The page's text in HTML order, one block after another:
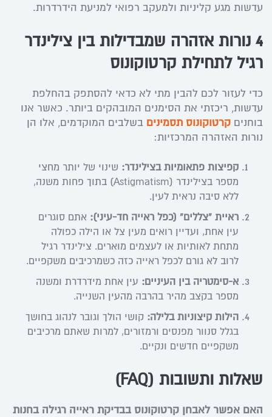
עדשות מגע קליניות ולמעקב רפואי למניעת הידרדרות.
4 נורות אזהרה שמבדילות בין צילינדר
רגיל לתחילת קרטוקונוס
כדי לעזור לכם להבין מתי לא כדאי להסתפק בהחלפת
עדשות, ריכזתי את הסימנים המובהקים ביותר. כאשר אנו
בוחנים קרטוקונוס תסמינים בשלבים המוקדמים, אלו הן
נורות האזהרה המרכזיות:
קפיצות פתאומיות בצילינדר: שינוי של יותר מחצי
מספר בצילינדר (Astigmatism) בתוך פחות משנה,
ללא סיבה נראית לעין.
ראיית “צללים” (כפל ראייה חד-עיני): אתם סוגרים
עין אחת, ועדיין רואים מעין צל או הילה כפולה
מתחת לאותיות או לעצמים מוארים. צילינדר רגיל
לרוב לא גורם לכפל ראייה כזה כשמרכיבים משקפיים.
א-סימטריה בין העיניים: עין אחת מידרדרת ומשנה
מספר בקצב מהיר בהרבה מהעין השנייה.
הילות קיצוניות בלילה: קושי הולך וגובר לנהוג בחושך
בגלל סנוור מפנסים ורמזורים, למרות שאתם מרכיבים
משקפיים חדשים ונקיים.
שאלות ותשובות (FAQ)
האם אפשר לאבחן קרטוקונוס בבדיקת ראייה רגילה בחנות